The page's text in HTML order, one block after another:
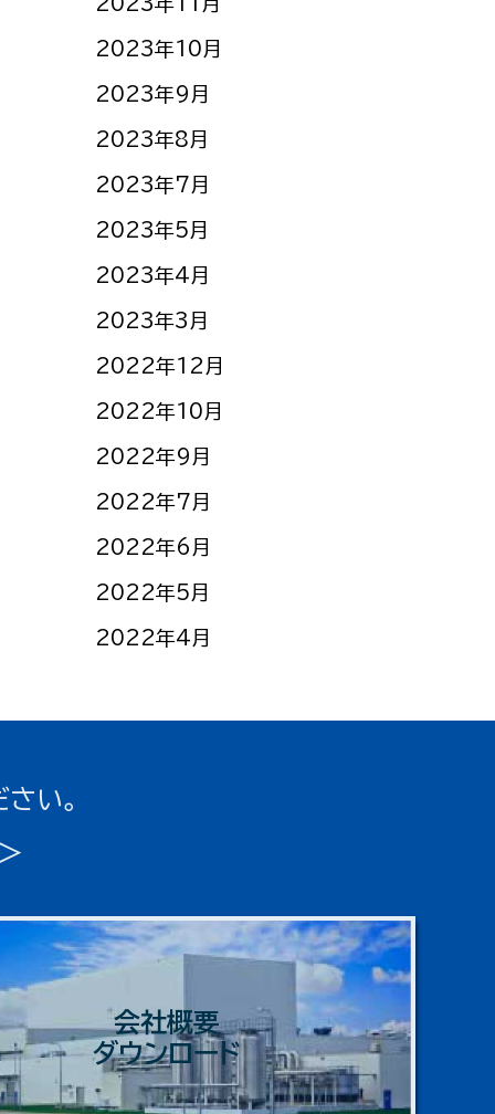
2023年10月
2023年9月
2023年8月
2023年7月
2023年5月
2023年4月
2023年3月
2022年12月
2022年10月
2022年9月
2022年7月
2022年6月
2022年5月
2022年4月
い。
会社概要
ダウンロード